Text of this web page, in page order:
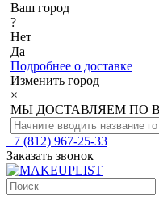
Ваш город
?
Нет
Да
Подробнее о доставке
Изменить город
×
МЫ ДОСТАВЛЯЕМ ПО
+7 (812) 967-25-33
Заказать звонок